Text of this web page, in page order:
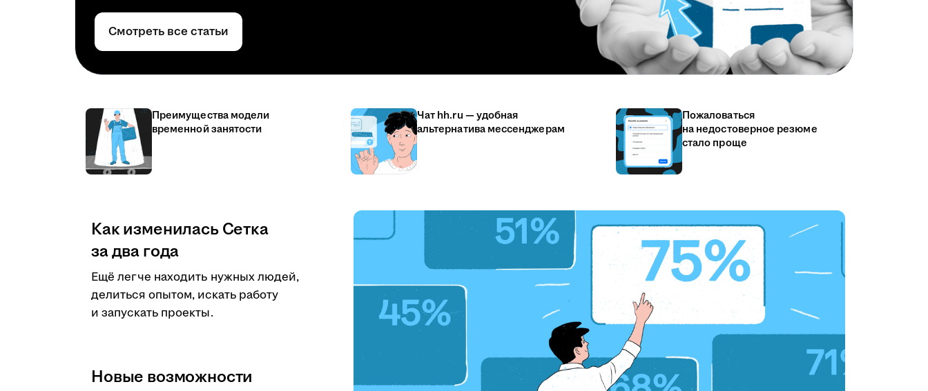
Смотреть все статьи
Преимущества модели
временной занятости
Чат hh.ru — удобная
альтернатива мессенджерам
Пожаловаться
на недостоверное резюме
стало проще
Как изменилась Сетка
за два года
Ещё легче находить нужных людей,
делиться опытом, искать работу
и запускать проекты.
Новые возможности